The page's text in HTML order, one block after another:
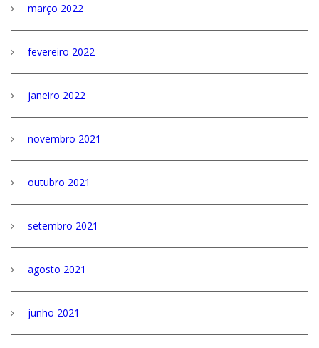
março 2022
fevereiro 2022
janeiro 2022
novembro 2021
outubro 2021
setembro 2021
agosto 2021
junho 2021